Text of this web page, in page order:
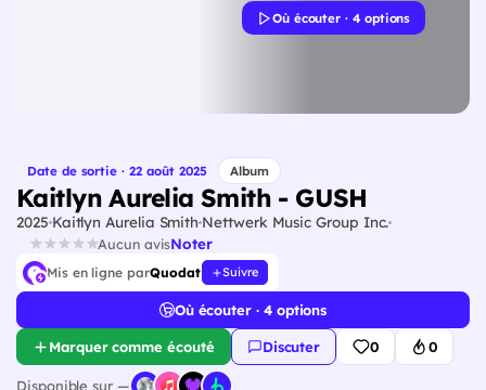
Où écouter · 4 options
Date de sortie · 22 août 2025 Album
Kaitlyn Aurelia Smith - GUSH
2025 Kaitlyn Aurelia Smith Nettwerk Music Group Inc.
Aucun avisNoter
Mis en ligne parQuodat Suivre
Où écouter · 4 options
Marquer comme écouté Discuter 0 0
Disponible sur —